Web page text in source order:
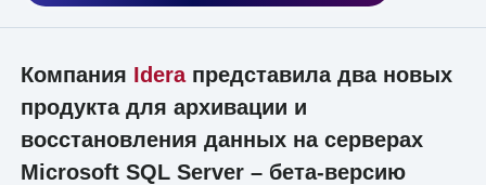
Компания Ideraпредставила два новых
продукта для архивации и
восстановления данных на серверах
Microsoft SQL Server – бета-версию